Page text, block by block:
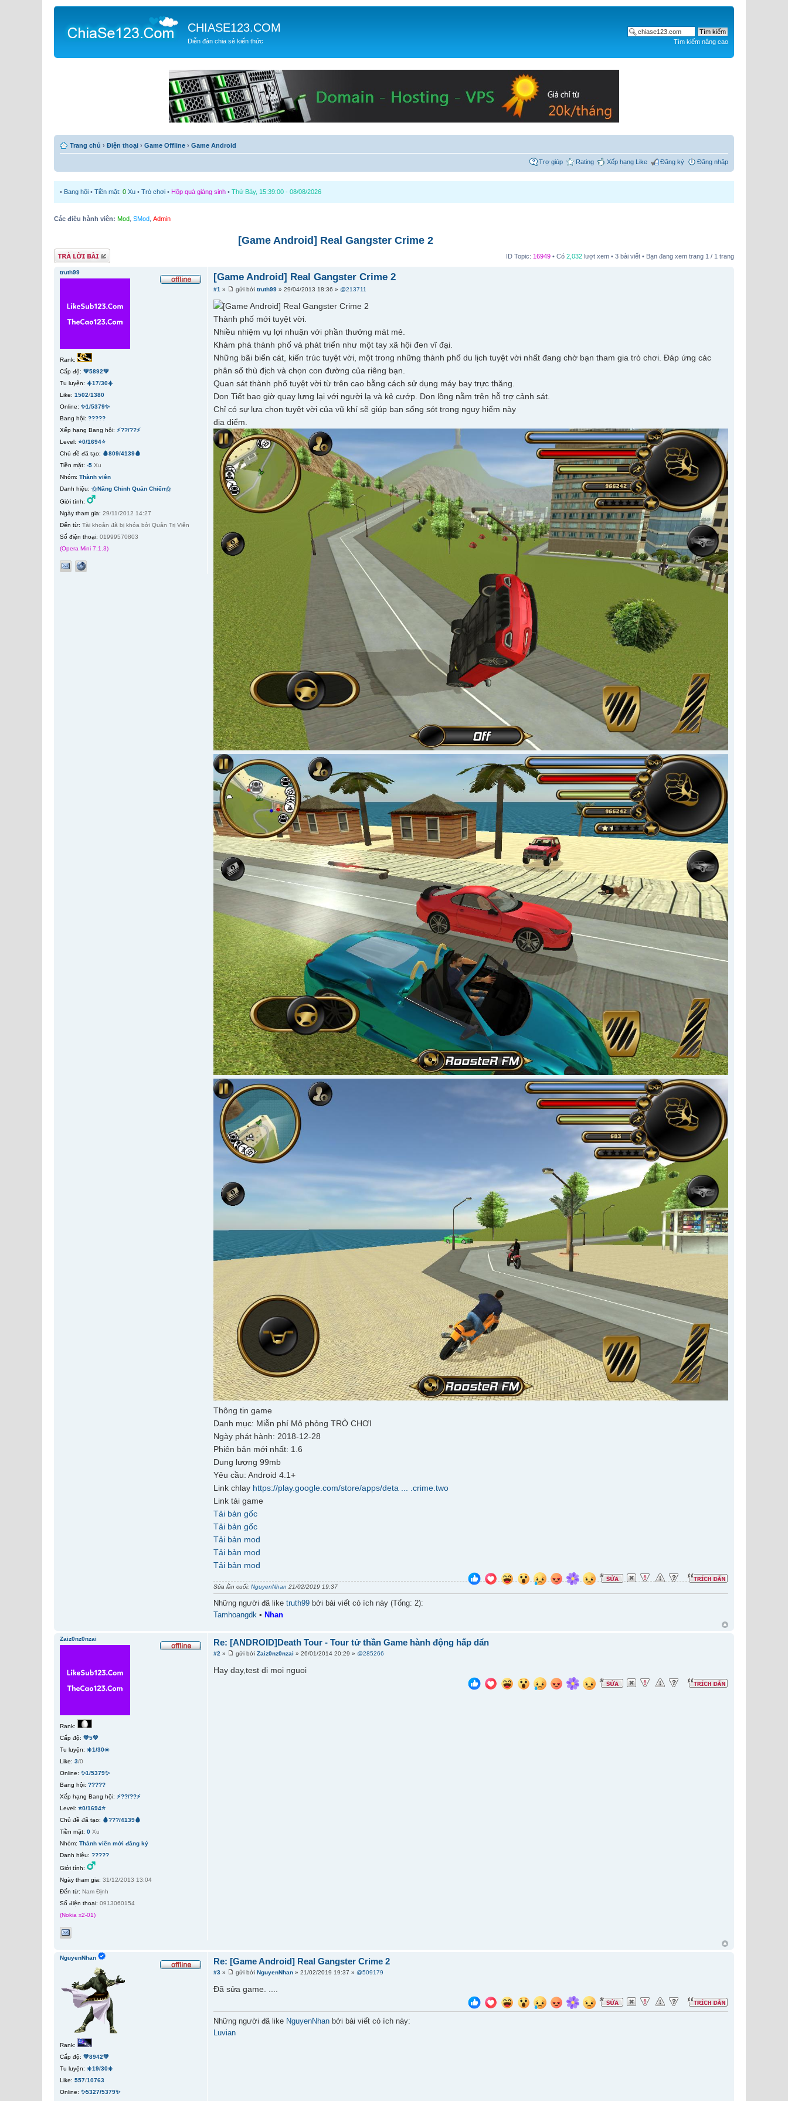
CHIASE123.COM
Diễn đàn chia sẻ kiến thức Tìm kiếm nâng cao
Trang chủ › Điện thoại › Game Offline › Game Android
Trợ giúp Rating Xếp hạng Like Đăng ký Đăng nhập
• Bang hội • Tiền mặt: 0 Xu • Trò chơi • Hộp quà giáng sinh • Thứ Bảy, 15:39:00 - 08/08/2026
Các điều hành viên: Mod SMod Admin
[Game Android] Real Gangster Crime 2
Gửi bài trả lời ID Topic: 16949 • Có 2,032 lượt xem • 3 bài viết • Bạn đang xem trang 1 / 1 trang
[Game Android] Real Gangster Crime 2
#1 » gửi bởitruth99 » 29/04/2013 18:36 »@213711
Thành phố mới tuyệt vời.
Nhiều nhiệm vụ lợi nhuận với phần thưởng mát mẻ.
Khám phá thành phố và phát triển như một tay xã hội đen vĩ đại.
Những bãi biển cát, kiến trúc tuyệt vời, một trong những thành phố du lịch tuyệt vời nhất đang chờ bạn tham gia trò chơi. Đáp ứng các
phân số thù địch và chọn con đường của riêng bạn.
Quan sát thành phố tuyệt vời từ trên cao bằng cách sử dụng máy bay trực thăng.
Don Tiết bao giờ quay lưng lại với người lạ và kẻ cướp. Don lồng nằm trên hỗ trợ cảnh sát.
Chỉ có sự lựa chọn tuyệt vời của vũ khí sẽ giúp bạn sống sót trong nguy hiểm này
địa điểm.
Thông tin game
Danh mục: Miễn phí Mô phỏng TRÒ CHƠI
Ngày phát hành: 2018-12-28
Phiên bản mới nhất: 1.6
Dung lượng 99mb
Yêu cầu: Android 4.1+
Link chlay https://play.google.com/store/apps/deta ... .crime.two
Link tải game
Tải bản gốc
Tải bản gốc
Tải bản mod
Tải bản mod
Tải bản mod
Sửa lần cuối:NguyenNhan 21/02/2019 19:37
Những người đã liketruth99 bởi bài viết có ích này (Tổng: 2):
Tamhoangdk • Nhan
truth99
Rank:
Cấp độ: 💚5892💚
Tu luyện: ☀️17/30☀️
Like: 1502/1380
Online: ✨1/5379✨
Bang hội: ?????
Xếp hạng Bang hội: ⚡??/??⚡
Level: ⭐0/1694⭐
Chủ đề đã tạo: 🩸809/4139🩸
Tiền mặt: -5 Xu
Nhóm: Thành viên
Danh hiệu: ⚝Năng Chinh Quán Chiến⚝
Giới tính:
Ngày tham gia: 29/11/2012 14:27
Đến từ: Tài khoản đã bị khóa bởi Quản Trị Viên
Số điện thoại: 01999570803
(Opera Mini 7.1.3)
Re: [ANDROID]Death Tour - Tour tử thần Game hành động hấp dẩn
#2 » gửi bởiZaiz0nz0nzai » 26/01/2014 20:29 »@285266
Hay day,test di moi nguoi
Zaiz0nz0nzai
Rank:
Cấp độ: 💚5💚
Tu luyện: ☀️1/30☀️
Like: 3/0
Online: ✨1/5379✨
Bang hội: ?????
Xếp hạng Bang hội: ⚡??/??⚡
Level: ⭐0/1694⭐
Chủ đề đã tạo: 🩸???/4139🩸
Tiền mặt: 0 Xu
Nhóm: Thành viên mới đăng ký
Danh hiệu: ?????
Giới tính:
Ngày tham gia: 31/12/2013 13:04
Đến từ: Nam Định
Số điện thoại: 0913060154
(Nokia x2-01)
Re: [Game Android] Real Gangster Crime 2
#3 » gửi bởi NguyenNhan » 21/02/2019 19:37 »@509179
Đã sửa game. ....
Những người đã like NguyenNhan bởi bài viết có ích này:
Luvian
NguyenNhan
Rank:
Cấp độ: 💚8942💚
Tu luyện: ☀️19/30☀️
Like: 557/10763
Online: ✨5327/5379✨